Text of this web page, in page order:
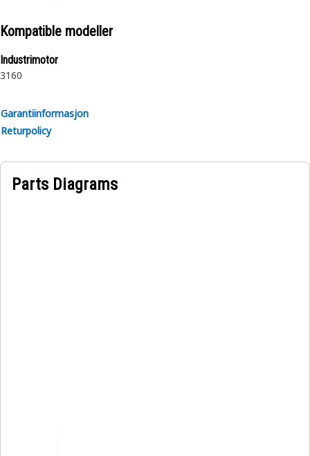
Kompatible modeller
Industrimotor
3160
Garantiinformasjon
Returpolicy
Parts Diagrams